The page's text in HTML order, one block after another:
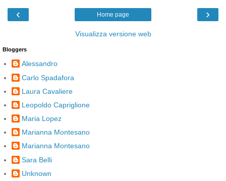
‹ ›
Home page
Visualizza versione web
Bloggers
Alessandro
Carlo Spadafora
Laura Cavaliere
Leopoldo Capriglione
Maria Lopez
Marianna Montesano
Marianna Montesano
Sara Belli
Unknown